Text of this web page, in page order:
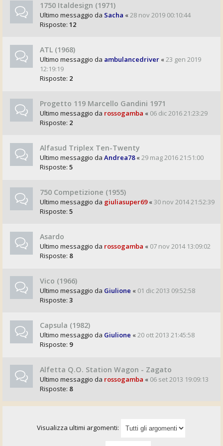
1750 Italdesign (1971)
Ultimo messaggio da Sacha «28 nov 2019 00:10:44
Risposte: 12
ATL (1968)
Ultimo messaggio da ambulancedriver «23 gen 2019
12:19:19
Risposte: 2
Progetto 119 Marcello Gandini 1971
Ultimo messaggio da rossogamba « 06 dic 2016 21:23:29
Risposte: 2
Alfasud Triplex Ten-Twenty
Ultimo messaggio da Andrea78«29 mag 2016 21:51:00
Risposte: 5
750 Competizione (1955)
Ultimo messaggio da giuliasuper69«30 nov 2014 21:52:39
Risposte: 5
Asardo
Ultimo messaggio da rossogamba « 07 nov 2014 13:09:02
Risposte: 8
Vico (1966)
Ultimo messaggio da Giulione « 01 dic 2013 09:52:58
Risposte: 3
Capsula (1982)
Ultimo messaggio da Giulione «20 ott 2013 21:45:58
Risposte: 9
Alfetta Q.O. Station Wagon - Zagato
Ultimo messaggio da rossogamba « 06 set 2013 19:09:13
Risposte: 8
Visualizza ultimi argomenti: